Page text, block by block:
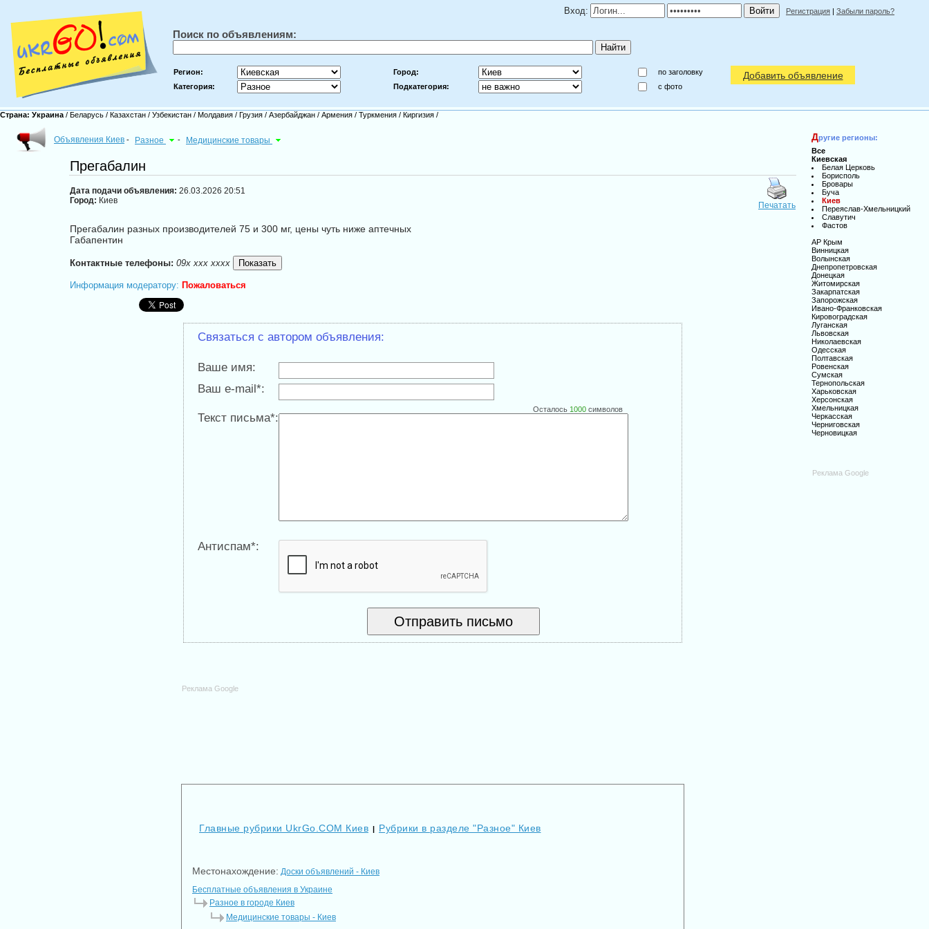
Вход: Регистрация | Забыли пароль?
Поиск по объявлениям:
Регион: Город:
по заголовку
Категория:
Подкатегория: c фото
Добавить объявление
Страна: Украина / Беларусь / Казахстан / Узбекистан / Молдавия / Грузия / Азербайджан / Армения / Туркмения / Киргизия /
Объявления Киев - Разное - Медицинские товары
Прегабалин
Дата подачи объявления: 26.03.2026 20:51
Город: Киев Печатать
Прегабалин разных производителей 75 и 300 мг, цены чуть ниже аптечных
Габапентин
Контактные телефоны: 09x xxx xxxx
Информация модератору: Пожаловаться
Связаться с автором объявления:
Ваше имя:
Ваш e-mail*:
Текст письма*:
Осталось 1000 символов
Антиспам*:
Реклама Google
Главные рубрики UkrGo.COM Киев | Рубрики в разделе "Разное" Киев
Местонахождение: Доски объявлений - Киев
Бесплатные объявления в Украине
Разное в городе Киев
Медицинские товары - Киев
Другие регионы:
Все
Киевская
Белая Церковь
Борисполь
Бровары
Буча
Киев
Переяслав-Хмельницкий
Славутич
Фастов
АР Крым
Винницкая
Волынская
Днепропетровская
Донецкая
Житомирская
Закарпатская
Запорожская
Ивано-Франковская
Кировоградская
Луганская
Львовская
Николаевская
Одесская
Полтавская
Ровенская
Сумская
Тернопольская
Харьковская
Херсонская
Хмельницкая
Черкасская
Черниговская
Черновицкая
Реклама Google